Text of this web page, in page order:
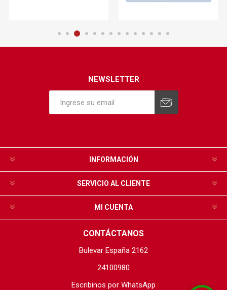
NEWSLETTER
INFORMACIÓN
SERVICIO AL CLIENTE
MI CUENTA
CONTÁCTANOS
Bulevar España 2162
24100980
Escribinos por WhatsApp